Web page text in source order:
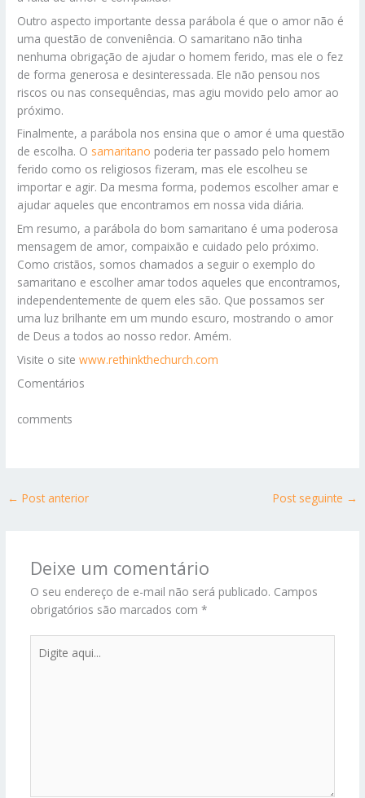
Outro aspecto importante dessa parábola é que o amor não é
uma questão de conveniência. O samaritano não tinha
nenhuma obrigação de ajudar o homem ferido, mas ele o fez
de forma generosa e desinteressada. Ele não pensou nos
riscos ou nas consequências, mas agiu movido pelo amor ao
próximo.
Finalmente, a parábola nos ensina que o amor é uma questão
de escolha. O samaritano poderia ter passado pelo homem
ferido como os religiosos fizeram, mas ele escolheu se
importar e agir. Da mesma forma, podemos escolher amar e
ajudar aqueles que encontramos em nossa vida diária.
Em resumo, a parábola do bom samaritano é uma poderosa
mensagem de amor, compaixão e cuidado pelo próximo.
Como cristãos, somos chamados a seguir o exemplo do
samaritano e escolher amar todos aqueles que encontramos,
independentemente de quem eles são. Que possamos ser
uma luz brilhante em um mundo escuro, mostrando o amor
de Deus a todos ao nosso redor. Amém.
Visite o sitewww.rethinkthechurch.com
Comentários
comments
← Post anterior Post seguinte →
Deixe um comentário
O seu endereço de e-mail não será publicado. Campos
obrigatórios são marcados com *
aqui...